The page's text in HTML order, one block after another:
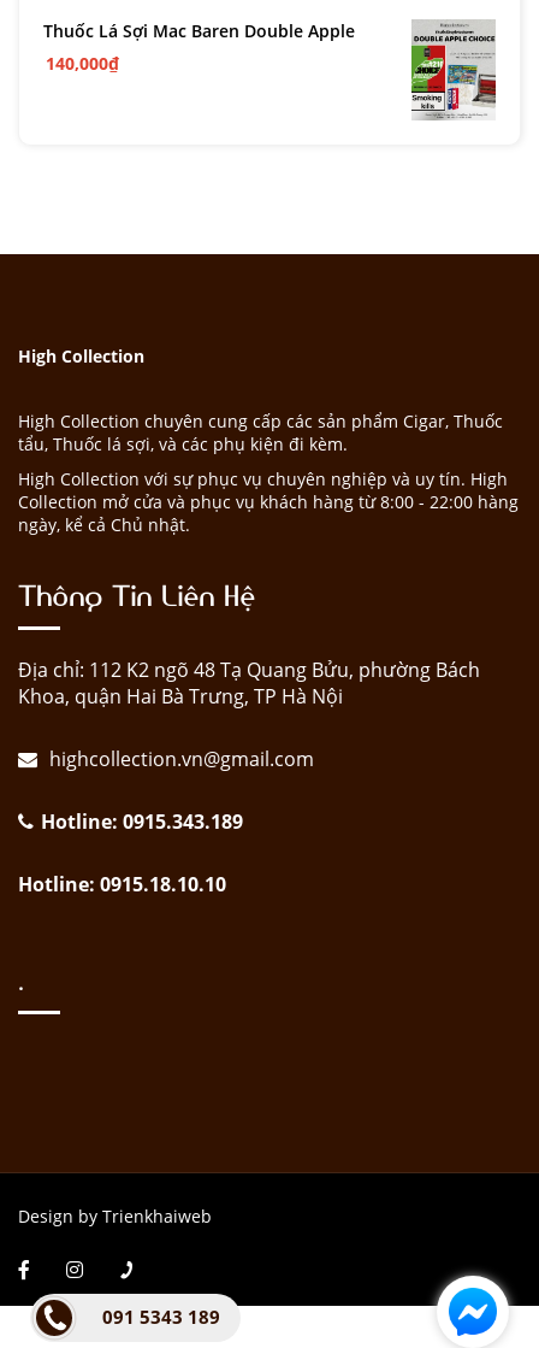
Thuốc Lá Sợi Mac Baren Double Apple
140,000₫
High Collection
High Collection chuyên cung cấp các sản phẩm Cigar, Thuốc
tẩu, Thuốc lá sợi, và các phụ kiện đi kèm.
High Collection với sự phục vụ chuyên nghiệp và uy tín. High
Collection mở cửa và phục vụ khách hàng từ 8:00 - 22:00 hàng
ngày, kể cả Chủ nhật.
Thông Tin Liên Hệ
Địa chỉ: 112 K2 ngõ 48 Tạ Quang Bửu, phường Bách
Khoa, quận Hai Bà Trưng, TP Hà Nội
highcollection.vn@gmail.com
Hotline: 0915.343.189
Hotline: 0915.18.10.10
.
Design by Trienkhaiweb
091 5343 189